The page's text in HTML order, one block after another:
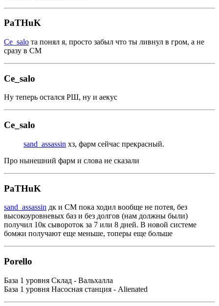
PaTHuK
Ce_salo та понял я, просто забыл что ты ливнул в гром, а не
сразу в СМ
Ce_salo
Ну теперь остался РШ, ну и аекус
Ce_salo
sand_assassin хз, фарм сейчас прекрасный.
Про нынешний фарм и слова не сказали
PaTHuK
sand_assassin дк и СМ пока ходил вообще не потея, без
высокоуровневых баз и без долгов (нам должны были)
получил 10к сывороток за 7 или 8 дней. В новой системе
бомжи получают еще меньше, топеры еще больше
Porello
База 1 уровня Склад - Вальхалла
База 1 уровня Насосная станция - Alienated